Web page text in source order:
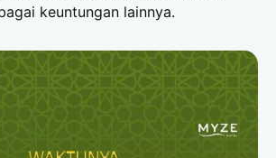
keuntungan lainnya.